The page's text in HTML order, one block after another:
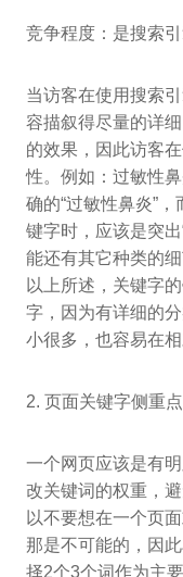
竞争程度：是搜索
当访客在使用搜索
容描叙得尽量的详
的效果，因此访客
性。例如：过敏性
确的“过敏性鼻炎”
键字时，应该是突
能还有其它种类的
以上所述，关键字
字，因为有详细的
小很多，也容易在
2. 页面关键字侧重点
一个网页应该是有
改关键词的权重，
以不要想在一个页
那是不可能的，因
择2个3个词作为主